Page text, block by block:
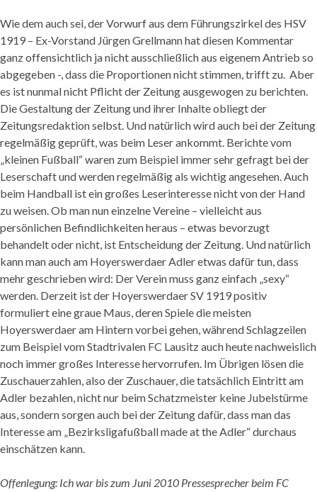
Wie dem auch sei, der Vorwurf aus dem Führungszirkel des HSV
1919 – Ex-Vorstand Jürgen Grellmann hat diesen Kommentar
ganz offensichtlich ja nicht ausschließlich aus eigenem Antrieb so
abgegeben -, dass die Proportionen nicht stimmen, trifft zu. Aber
es ist nunmal nicht Pflicht der Zeitung ausgewogen zu berichten.
Die Gestaltung der Zeitung und ihrer Inhalte obliegt der
Zeitungsredaktion selbst. Und natürlich wird auch bei der Zeitung
regelmäßig geprüft, was beim Leser ankommt. Berichte vom
„kleinen Fußball“ waren zum Beispiel immer sehr gefragt bei der
Leserschaft und werden regelmäßig als wichtig angesehen. Auch
beim Handball ist ein großes Leserinteresse nicht von der Hand
zu weisen. Ob man nun einzelne Vereine – vielleicht aus
persönlichen Befindlichkeiten heraus – etwas bevorzugt
behandelt oder nicht, ist Entscheidung der Zeitung. Und natürlich
kann man auch am Hoyerswerdaer Adler etwas dafür tun, dass
mehr geschrieben wird: Der Verein muss ganz einfach „sexy“
werden. Derzeit ist der Hoyerswerdaer SV 1919 positiv
formuliert eine graue Maus, deren Spiele die meisten
Hoyerswerdaer am Hintern vorbei gehen, während Schlagzeilen
zum Beispiel vom Stadtrivalen FC Lausitz auch heute nachweislich
noch immer großes Interesse hervorrufen. Im Übrigen lösen die
Zuschauerzahlen, also der Zuschauer, die tatsächlich Eintritt am
Adler bezahlen, nicht nur beim Schatzmeister keine Jubelstürme
aus, sondern sorgen auch bei der Zeitung dafür, dass man das
Interesse am „Bezirksligafußball made at the Adler“ durchaus
einschätzen kann.
Offenlegung: Ich war bis zum Juni 2010 Pressesprecher beim FC